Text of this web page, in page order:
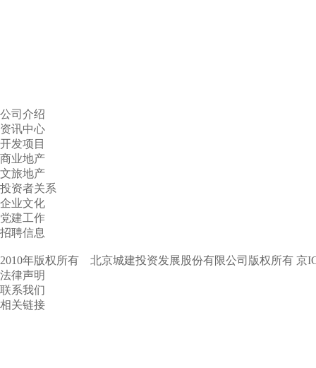
公司介绍
资讯中心
开发项目
商业地产
文旅地产
投资者关系
企业文化
党建工作
招聘信息
2010年版权所有 北京城建投资发展股份有限公司版权所有 京
法律声明
联系我们
相关链接